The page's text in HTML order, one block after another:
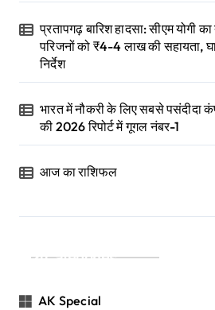
प्रतापगढ़ बारिश हादसा: सीएम योगी
परिजनों को ₹4-4 लाख की सहायता,
निर्देश
भारत में नौकरी के लिए सबसे पसंदीदा
की 2026 रिपोर्ट में गूगल नंबर-1
आज का राशिफल
Categories
AK Special